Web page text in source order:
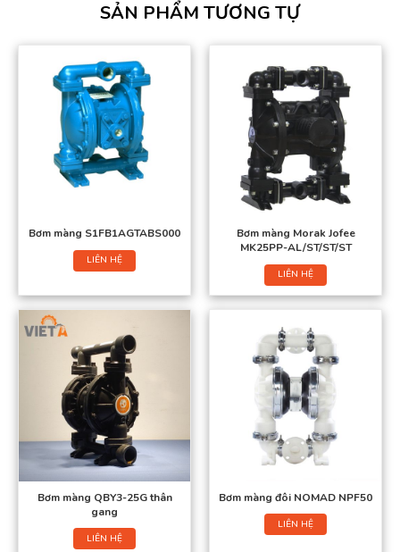
SẢN PHẨM TƯƠNG TỰ
Bơm màng S1FB1AGTABS000
LIÊN HỆ
Bơm màng Morak Jofee
MK25PP-AL/ST/ST/ST
LIÊN HỆ
Bơm màng QBY3-25G thân
gang
LIÊN HỆ
Bơm màng đôi NOMAD NPF50
LIÊN HỆ